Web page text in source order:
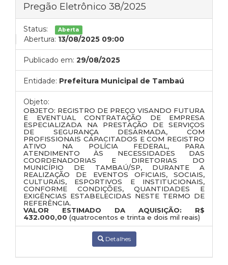
Pregão Eletrônico 38/2025
Status: Aberta
Abertura: 13/08/2025 09:00
Publicado em: 29/08/2025
Entidade: Prefeitura Municipal de Tambaú
Objeto:
OBJETO: REGISTRO DE PREÇO VISANDO FUTURA
E EVENTUAL CONTRATAÇÃO DE EMPRESA
ESPECIALIZADA NA PRESTAÇÃO DE SERVIÇOS
DE SEGURANÇA DESARMADA, COM
PROFISSIONAIS CAPACITADOS E COM REGISTRO
ATIVO NA POLÍCIA FEDERAL, PARA
ATENDIMENTO ÀS NECESSIDADES DAS
COORDENADORIAS E DIRETORIAS DO
MUNICÍPIO DE TAMBAÚ/SP, DURANTE A
REALIZAÇÃO DE EVENTOS OFICIAIS, SOCIAIS,
CULTURAIS, ESPORTIVOS E INSTITUCIONAIS,
CONFORME CONDIÇÕES, QUANTIDADES E
EXIGÊNCIAS ESTABELECIDAS NESTE TERMO DE
REFERÊNCIA.
VALOR ESTIMADO DA AQUISIÇÃO: R$
432.000,00 (quatrocentos e trinta e dois mil reais)
Detalhes